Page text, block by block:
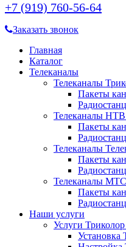
+7 (919) 760-56-64
Заказать звонок
Главная
Каталог
Телеканалы
Телеканалы
Пакеты
Телеканалы
Пакеты
Телеканалы
Пакеты
Телеканалы
Пакеты
Наши услуги
Услуги
Установка